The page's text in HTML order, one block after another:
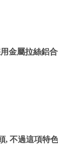
金屬拉絲鋁
, 不過這項特